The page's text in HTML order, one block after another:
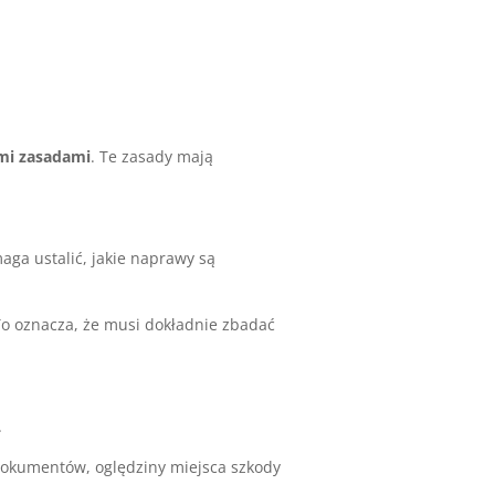
zasadami. Te zasady mają
ustalić, jakie naprawy są
oznacza, że musi dokładnie zbadać
oględziny miejsca szkody